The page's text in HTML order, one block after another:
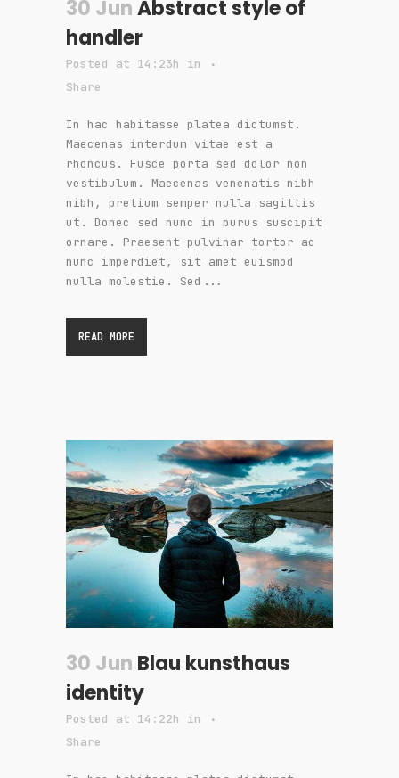
30 JunAbstract style of
handler
Posted at 14:23h
in
Share
In hac habitasse platea dictumst.
Maecenas interdum vitae est a
rhoncus. Fusce porta sed dolor non
vestibulum. Maecenas venenatis nibh
nibh, pretium semper nulla sagittis
ut. Donec sed nunc in purus suscipit
ornare. Praesent pulvinar tortor ac
nunc imperdiet, sit amet euismod
nulla molestie. Sed...
READ MORE
30 Jun Blau kunsthaus
identity
Posted at 14:22h
in
Share